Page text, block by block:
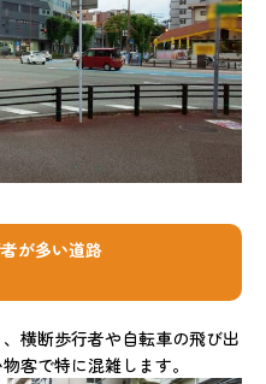
が多い道路
横断歩行者や自転車の飛び出
客で特に混雑します。